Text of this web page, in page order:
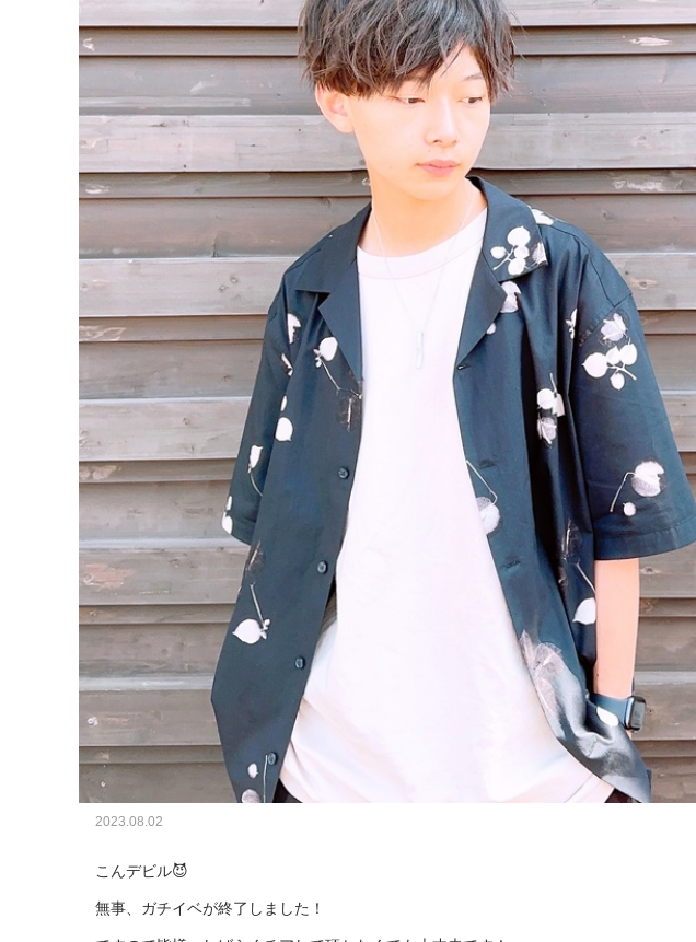
2023.08.02
こんデビル😈
無事、ガチイベが終了しました！